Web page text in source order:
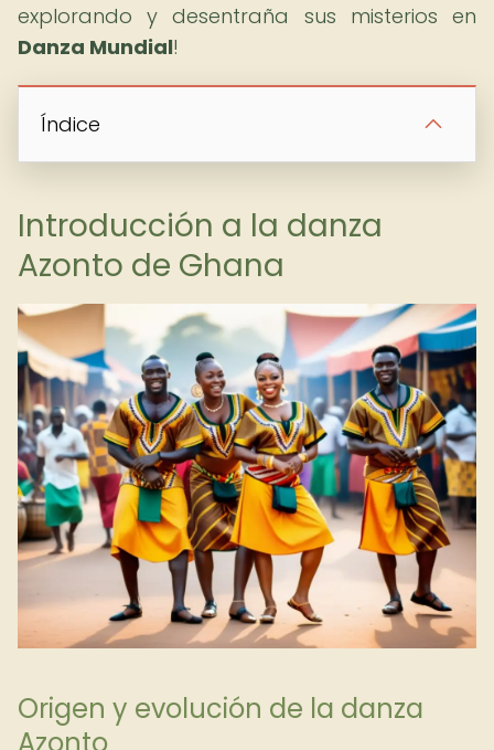
explorando y desentraña sus misterios en
Danza Mundial!
Índice
Introducción a la danza
Azonto de Ghana
Origen y evolución de la danza